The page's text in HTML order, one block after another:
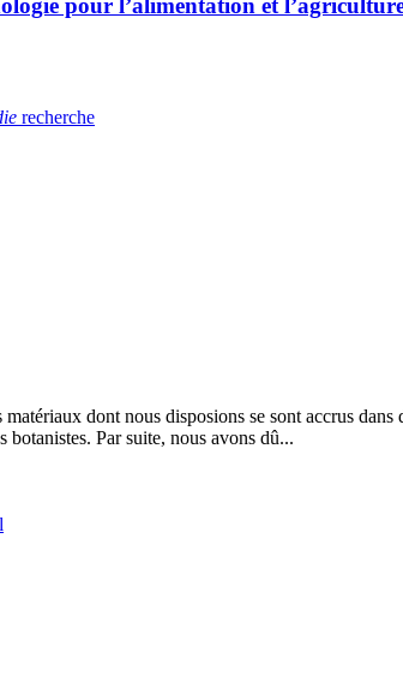
pour l’alimentation et
recherche
dont nous disposions se sont accrus
Par suite, nous avons dû...